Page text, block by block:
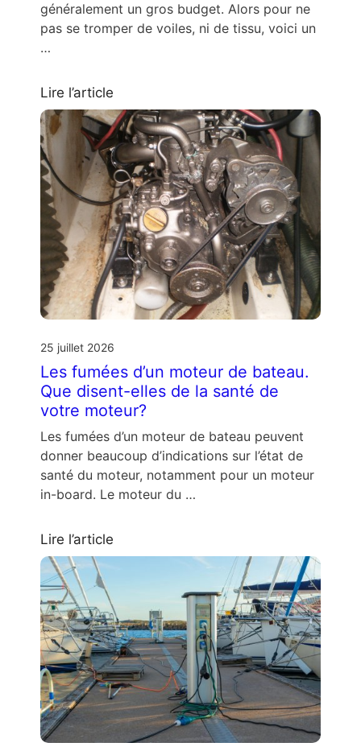
généralement un gros budget. Alors pour ne
pas se tromper de voiles, ni de tissu, voici un
…
Lire l’article
25 juillet 2026
Les fumées d’un moteur de bateau.
Que disent-elles de la santé de
votre moteur?
Les fumées d’un moteur de bateau peuvent
donner beaucoup d’indications sur l’état de
santé du moteur, notamment pour un moteur
in-board. Le moteur du …
Lire l’article